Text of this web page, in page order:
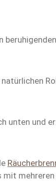
natürlichen
unten und
mehreren